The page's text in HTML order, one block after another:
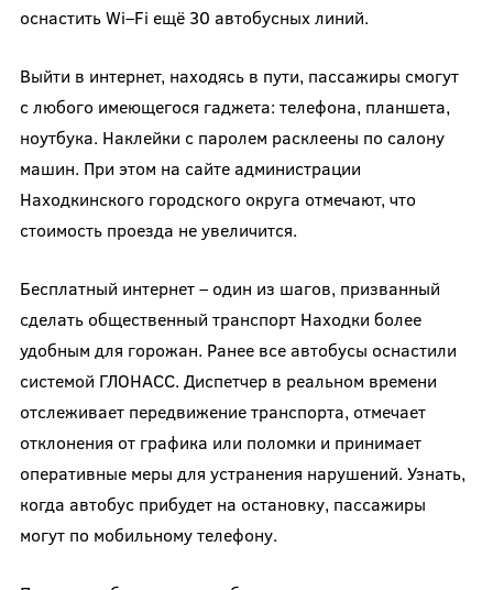
оснастить Wi–Fi ещё 30 автобусных линий.
Выйти в интернет, находясь в пути, пассажиры смогут
с любого имеющегося гаджета: телефона, планшета,
ноутбука. Наклейки с паролем расклеены по салону
машин. При этом на сайте администрации
Находкинского городского округа отмечают, что
стоимость проезда не увеличится.
Бесплатный интернет – один из шагов, призванный
сделать общественный транспорт Находки более
удобным для горожан. Ранее все автобусы оснастили
системой ГЛОНАСС. Диспетчер в реальном времени
отслеживает передвижение транспорта, отмечает
отклонения от графика или поломки и принимает
оперативные меры для устранения нарушений. Узнать,
когда автобус прибудет на остановку, пассажиры
могут по мобильному телефону.